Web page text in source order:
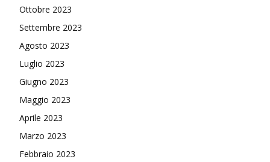
Ottobre 2023
Settembre 2023
Agosto 2023
Luglio 2023
Giugno 2023
Maggio 2023
Aprile 2023
Marzo 2023
Febbraio 2023